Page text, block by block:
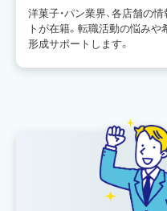
洋菓子・パン業界、各店舗の
トが在籍。転職活動の悩みや
形成サポートします。